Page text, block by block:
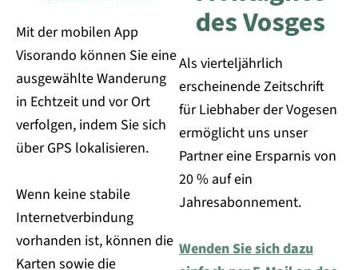
Mit der mobilen App
Visorando können Sie eine
ausgewählte Wanderung
in Echtzeit und vor Ort
verfolgen, indem Sie sich
über GPS lokalisieren.
Wenn keine stabile
Internetverbindung
vorhanden ist, können die
Karten sowie die
des Vosges
Als vierteljährlich
erscheinende Zeitschrift
für Liebhaber der Vogesen
ermöglicht uns unser
Partner eine Ersparnis von
20 % auf ein
Jahresabonnement.
Wenden Sie sich dazu